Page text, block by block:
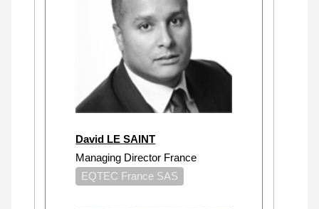
David LE SAINT
Managing Director France
EQTEC France SAS